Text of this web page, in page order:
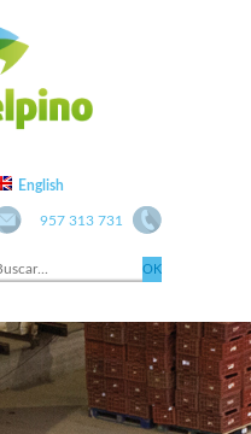
English
957 313 731